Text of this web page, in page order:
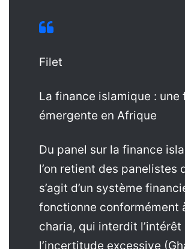
Filet
La finance islamique : une
émergente en Afrique
Du panel sur la finance
l’on retient des panelistes
s’agit d’un système
fonctionne conformément
charia, qui interdit l’intérêt
l’incertitude excessive